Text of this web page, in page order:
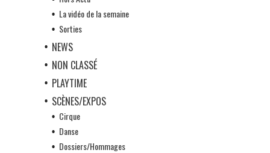
La vidéo de la semaine
Sorties
NEWS
NON CLASSÉ
PLAYTIME
SCÈNES/EXPOS
Cirque
Danse
Dossiers/Hommages